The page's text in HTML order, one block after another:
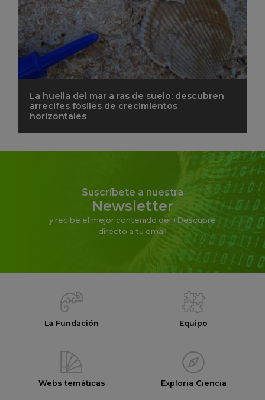
La huella del mar a ras de suelo: descubren
arrecifes fósiles de crecimientos
horizontales
Suscríbete a nuestra
Newsletter
y recibe el mejor contenido de i+Descubre
directo a tu email
La Fundación Equipo
Webs temáticas Exploria Ciencia